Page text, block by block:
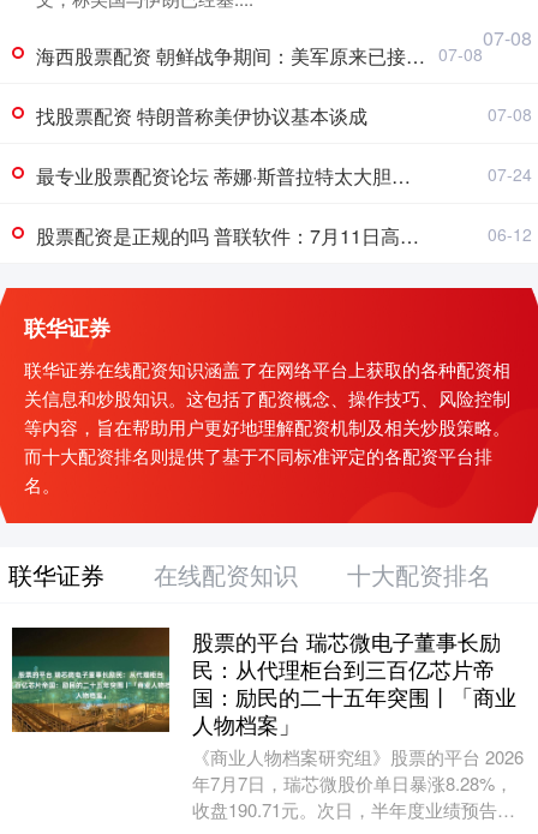
07-08
海西股票配资 朝鲜战争期间：美军原来已接近击败中国，却碰上中国决死的指挥官 07-08
找股票配资 特朗普称美伊协议基本谈成 07-08
最专业股票配资论坛 蒂娜·斯普拉特太大胆，画出美女人体惊艳一刻，深深触及心灵深处 07-24
股票配资是正规的吗 普联软件：7月11日高管冯学伟、张廷兵减持股份合计3.75万股 06-12
联华证券
联华证券在线配资知识涵盖了在网络平台上获取的各种配资相
关信息和炒股知识。这包括了配资概念、操作技巧、风险控制
等内容，旨在帮助用户更好地理解配资机制及相关炒股策略。
而十大配资排名则提供了基于不同标准评定的各配资平台排
名。
联华证券 在线配资知识 十大配资排名
股票的平台 瑞芯微电子董事长励
民：从代理柜台到三百亿芯片帝
国：励民的二十五年突围丨「商业
人物档案」
《商业人物档案研究组》股票的平台 2026
年7月7日，瑞芯微股价单日暴涨8.28%，
收盘190.71元。次日，半年度业绩预告出